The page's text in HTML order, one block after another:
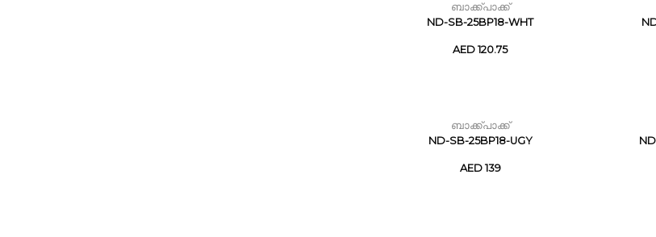
ബാക്ക്പാക്ക്
ND-SB-25BP18-WHT
AED 120.75
ബാക്ക്പാക്ക്
ND-SB-25BP18-UGY
AED 139